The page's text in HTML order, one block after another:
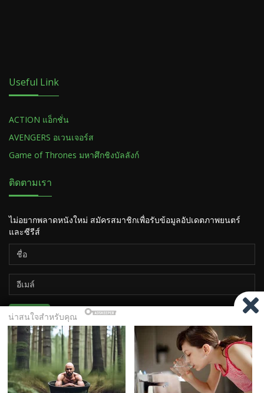
Useful Link
ACTION แอ็กชั่น
AVENGERS อเวนเจอร์ส
Game of Thrones มหาศึกชิงบัลลังก์
ติดตามเรา
ไม่อยากพลาดหนังใหม่ สมัครสมาชิกเพื่อรับข้อมูลอัปเดตภาพยนตร์
และซีรีส์
ติดตาม
Copyright ©2026HiSOTV.COM เว็บดูหนัง ซีรีส์ ออนไลน์ ฟรี